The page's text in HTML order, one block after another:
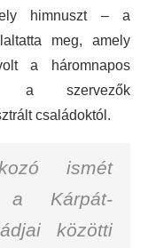
himnuszt – a
meg, amely
a háromnapos
a szervezők
családoktól.
ismét
a Kárpát-
közötti